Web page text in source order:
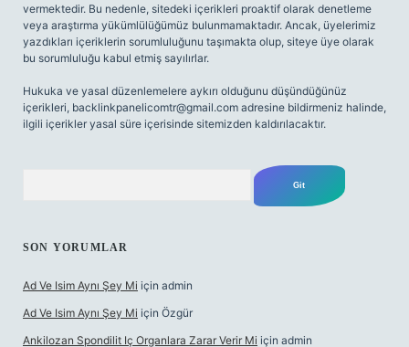
vermektedir. Bu nedenle, sitedeki içerikleri proaktif olarak denetleme
veya araştırma yükümlülüğümüz bulunmamaktadır. Ancak, üyelerimiz
yazdıkları içeriklerin sorumluluğunu taşımakta olup, siteye üye olarak
bu sorumluluğu kabul etmiş sayılırlar.
Hukuka ve yasal düzenlemelere aykırı olduğunu düşündüğünüz
içerikleri, backlinkpanelicomtr@gmail.com adresine bildirmeniz halinde,
ilgili içerikler yasal süre içerisinde sitemizden kaldırılacaktır.
SON YORUMLAR
Ad Ve Isim Aynı Şey Mi için admin
Ad Ve Isim Aynı Şey Mi için Özgür
Ankilozan Spondilit Iç Organlara Zarar Verir Mi için admin